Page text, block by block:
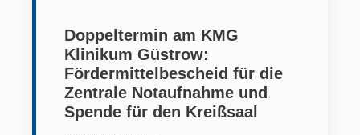
Doppeltermin am KMG
Klinikum Güstrow:
Fördermittelbescheid für die
Zentrale Notaufnahme und
Spende für den Kreißsaal